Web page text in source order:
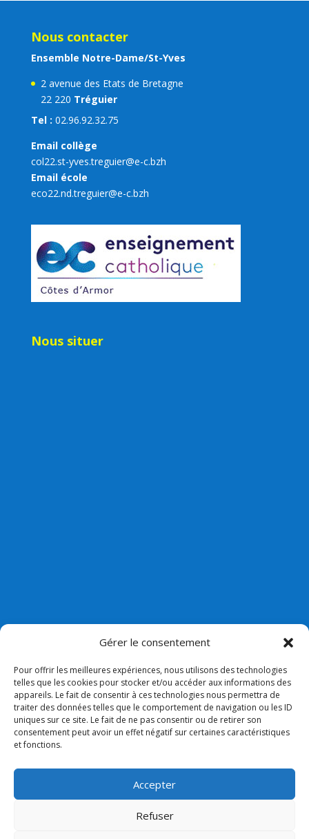
Gérer le consentement
Pour offrir les meilleures expériences, nous utilisons des technologies
telles que les cookies pour stocker et/ou accéder aux informations des
appareils. Le fait de consentir à ces technologies nous permettra de
traiter des données telles que le comportement de navigation ou les ID
uniques sur ce site. Le fait de ne pas consentir ou de retirer son
consentement peut avoir un effet négatif sur certaines caractéristiques
et fonctions.
Accepter
Refuser
Nous contacter
Ensemble Notre-Dame/St-Yves
2 avenue des Etats de Bretagne
22 220 Tréguier
Tel : 02.96.92.32.75
Email collège
col22.st-yves.treguier@e-c.bzh
Email école
eco22.nd.treguier@e-c.bzh
Nous situer
Nos liens
Lien admin
Mentions légales
Collège Bossuet Notre dame